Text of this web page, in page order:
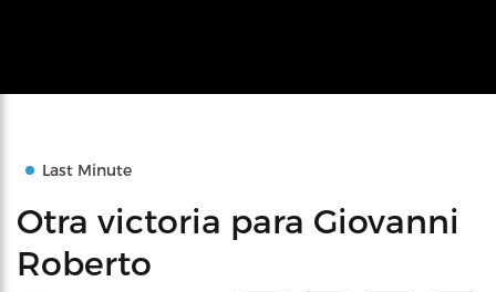
Last Minute
Otra victoria para Giovanni
Roberto